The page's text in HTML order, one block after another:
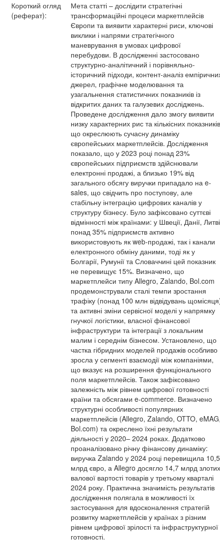
Короткий огляд
(реферат):
Мета статті – дослідити стратегічні
трансформаційні процеси маркетплейсів
Європи та виявити характерні риси, ключові
виклики і напрями стратегічного
маневрування в умовах цифрової
перебудови. В дослідженні застосовано
структурно-аналітичний і порівняльно-
історичний підходи, контент-аналіз
джерел, графічне моделювання та
узагальнення статистичних показників із
відкритих даних та галузевих досліджень.
Проведене дослідження дало змогу виявити
низку характерних рис та кількісних
що окреслюють сучасну динаміку
європейських маркетплейсів. Дослідження
показало, що у 2023 році понад 23%
європейських підприємств здійснювали
електронні продажі, а близько 19% від
загального обсягу виручки припадало на e-
sales, що свідчить про поступову, але
стабільну інтеграцію цифрових каналів у
структуру бізнесу. Було зафіксовано суттєві
відмінності між країнами: у Швеції, Данії, Литві
понад 35% підприємств активно
використовують як web-продажі, так і канали
електронного обміну даними, тоді як у
Болгарії, Румунії та Словаччині цей показник
не перевищує 15%. Визначено, що
маркетплейси типу Allegro, Zalando, Bol.com
продемонстрували сталі темпи зростання
трафіку (понад 100 млн відвідувань
та активні зміни сервісної моделі у напрямку
гнучкої логістики, власної фінансової
інфраструктури та інтеграції з локальним
малим і середнім бізнесом. Установлено, що
частка гібридних моделей продажів особливо
зросла у сегменті взаємодії між компаніями,
що вказує на розширення функціонального
поля маркетплейсів. Також зафіксовано
залежність між рівнем цифрової готовності
країни та обсягами e-commerce. Визначено
структурні особливості популярних
маркетплейсів (Allegro, Zalando, OTTO,
Bol.com) та окреслено їхні результати
діяльності у 2020– 2024 роках. Додатково
проаналізовано річну фінансову динаміку:
виручка Zalando у 2024 році перевищила 10,5
млрд євро, а Allegro досягло 14,7 млрд злотих
валової вартості товарів у третьому кварталі
2024 року. Практична значимість результатів
дослідження полягала в можливості їх
застосування для вдосконалення стратегій
розвитку маркетплейсів у країнах з різним
рівнем цифрової зрілості та інфраструктурної
готовності.